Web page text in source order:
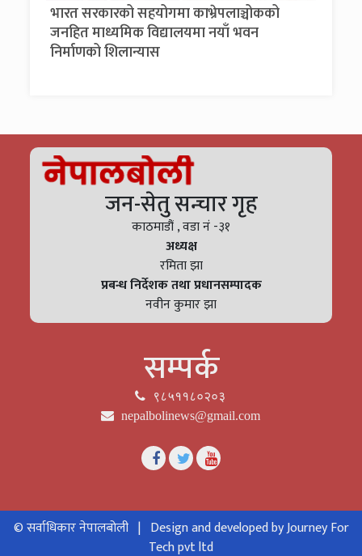
भारत सरकारको सहयोगमा काभ्रेपलाञ्चोकको
जनहित माध्यमिक विद्यालयमा नयाँ भवन
निर्माणको शिलान्यास
जन-सेतु सन्चार गृह
काठमाडौं , वडा नं -३१
अध्यक्ष
रमिता झा
प्रबन्ध निर्देशक तथा प्रधानसम्पादक
नवीन कुमार झा
सम्पर्क
९८५११८०२०३
nepalbolinews@gmail.com
© सर्वाधिकार नेपालबोली | Design and developed by Journey For
Tech pvt ltd